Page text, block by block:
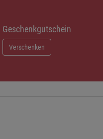
Geschenkgutschein
Verschenken